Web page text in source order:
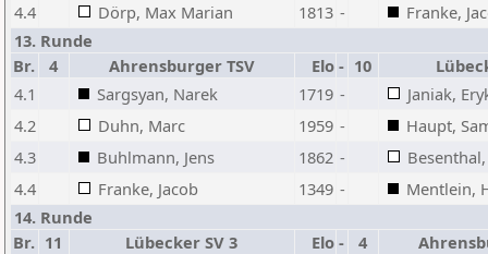
4.4
Dörp, Max Marian 1813 -
Franke,
13. Runde
Br.
4 Ahrensburger TSV Elo - 10
4.1
Sargsyan, Narek 1719 -
Janiak,
4.2
Duhn, Marc 1959 -
Haupt,
4.3
Buhlmann, Jens 1862 -
4.4
Franke, Jacob 1349 -
Mentlein,
14. Runde
Br. 11 Lübecker SV 3 Elo - 4